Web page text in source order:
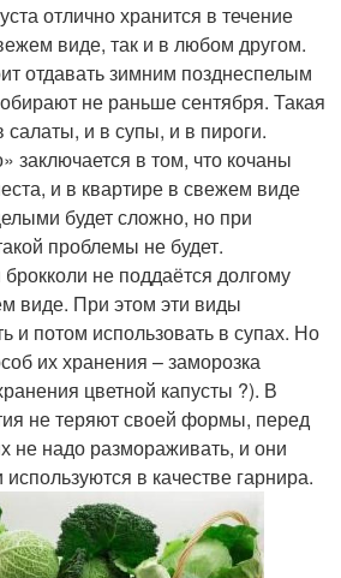
отлично хранится в течение
виде, так и в любом другом.
отдавать зимним позднеспелым
не раньше сентября. Такая
салаты, и в супы, и в пироги.
заключается в том, что кочаны
и в квартире в свежем виде
будет сложно, но при
проблемы не будет.
не поддаётся долгому
виде. При этом эти виды
и потом использовать в супах. Но
их хранения – заморозка
цветной капусты ?). В
не теряют своей формы, перед
не надо размораживать, и они
в качестве гарнира.